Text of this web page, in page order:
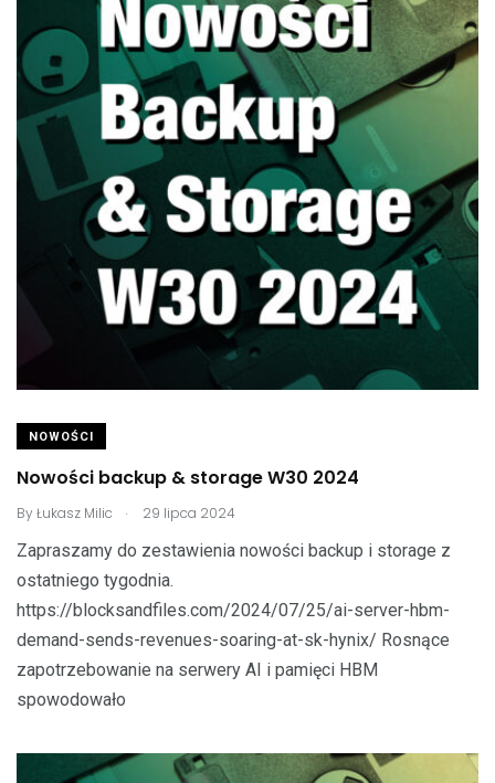
NOWOŚCI
Nowości backup & storage W30 2024
ByŁukasz Milic . 29 lipca 2024
Zapraszamy do zestawienia nowości backup i storage z
ostatniego tygodnia.
https://blocksandfiles.com/2024/07/25/ai-server-hbm-
demand-sends-revenues-soaring-at-sk-hynix/ Rosnące
zapotrzebowanie na serwery AI i pamięci HBM
spowodowało